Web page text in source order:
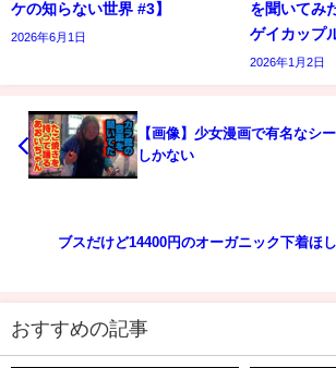
ケの知らない世界 #3】
2026年6月1日
を聞いてみ
ゲイカップ
2026年1月2日
【画像】少女漫画で有名なシ
しかない
ブスだけど14400円のオーガニック下着ほ
おすすめの記事